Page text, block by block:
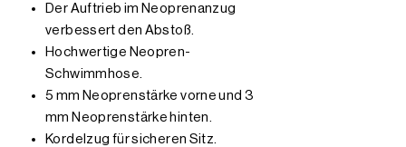
Der Auftrieb im Neoprenanzug
verbessert den Abstoß.
Hochwertige Neopren-
Schwimmhose.
5 mm Neoprenstärke vorne und 3
mm Neoprenstärke hinten.
Kordelzug für sicheren Sitz.